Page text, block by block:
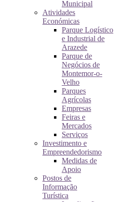
Municipal
Atividades
Económicas
Parque Logístico
e Industrial de
Arazede
Parque de
Negócios de
Montemor-o-
Velho
Parques
Agrícolas
Empresas
Feiras e
Mercados
Serviços
Investimento e
Empreendedorismo
Medidas de
Apoio
Postos de
Informação
Turística